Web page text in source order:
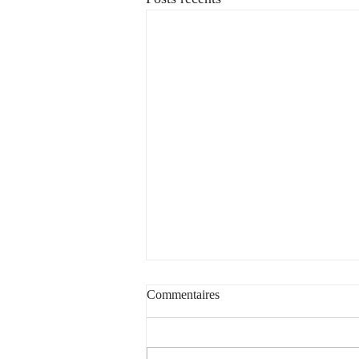
Voyez la vie en rose
Voyez la vie en rose... avec notre rosé
Commentaires